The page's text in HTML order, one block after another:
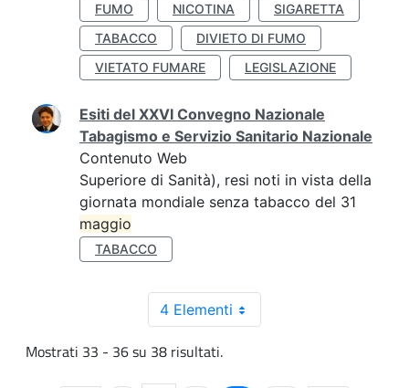
FUMO NICOTINA
SIGARETTA
TABACCO
DIVIETO DI FUMO
VIETATO FUMARE
LEGISLAZIONE
Esiti del XXVI Convegno Nazionale
Tabagismo e Servizio Sanitario Nazionale
Contenuto Web
Superiore di Sanità), resi noti in vista della
giornata mondiale senza tabacco del 31
maggio
TABACCO
4 Elementi
Mostrati 33 - 36 su 38 risultati.